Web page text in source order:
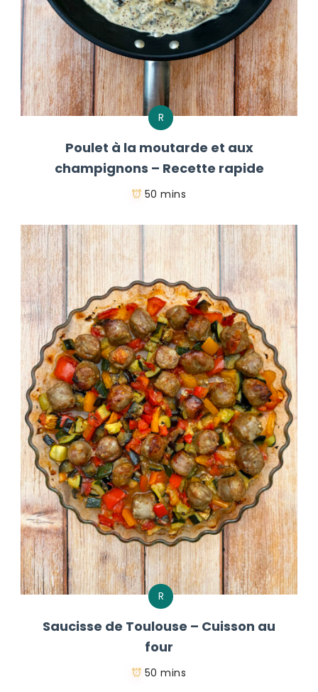
R
Poulet à la moutarde et aux
champignons – Recette rapide
50 mins
R
Saucisse de Toulouse – Cuisson au
four
50 mins